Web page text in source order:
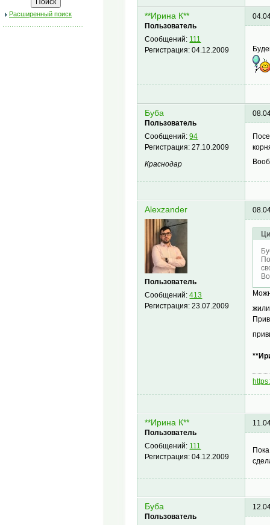
Расширенный поиск **Ирина К**
Пользователь
Сообщений: 111
Регистрация:04.12.2009
Буба
Пользователь
Сообщений:94
Регистрация:27.10.2009
Краснодар
Alexzander
Пользователь
Сообщений:413
Регистрация:23.07.2009
**Ирина К**
Пользователь
Сообщений: 111
Регистрация:04.12.2009
Буба
Пользователь